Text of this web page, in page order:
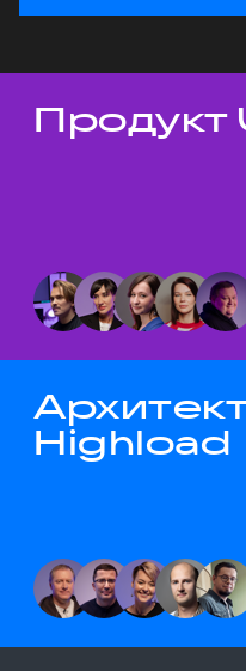
Темы докладов
Продукт
Highload